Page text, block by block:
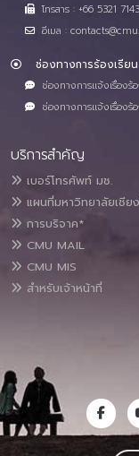
โทรสาร : +66 5321 7143
อีเมล :
ช่องทางการร้องเรียน
ช่องทางการแจ้งเรื่อง
ช่องทางการแจ้งเรื่อง
บริการสำคัญ
เบอร์โทรศัพท์ มช.
แผนที่มหาวิทยาลัยเชีย
การบริจาค*
CMU MAIL
CMU MIS
สำหรับเจ้าหน้าที่